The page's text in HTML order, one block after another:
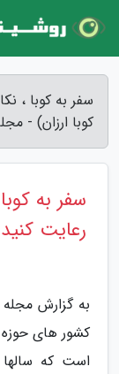
سفر به کوبا ،
کوبا ارزان) -
سفر به
رعایت
به گزارش مجله
کشور های
است که سالها